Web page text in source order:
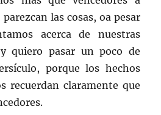
las cosas, oa pesar
acerca de nuestras
quiero pasar un poco de
porque los hechos
recuerdan claramente que